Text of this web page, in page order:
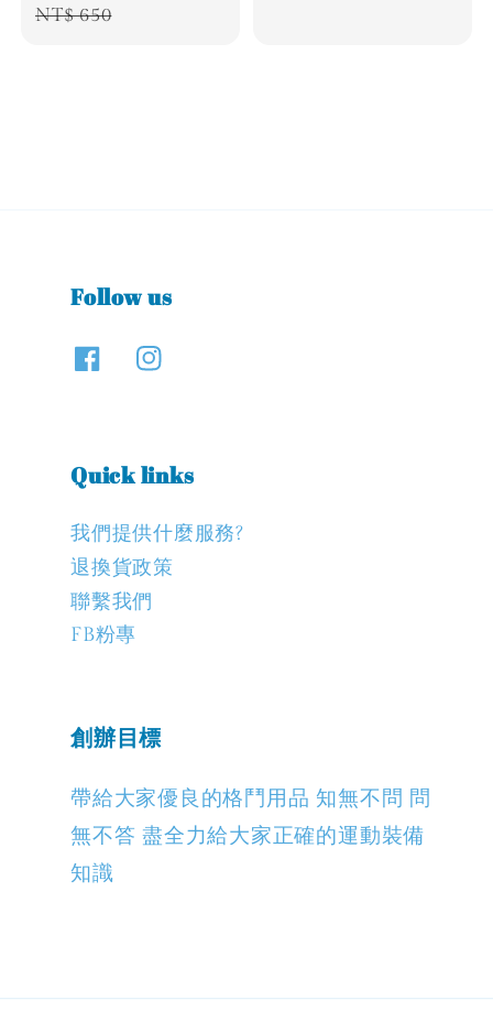
price
NT$ 650
Follow us
Quick links
我們提供什麼服務?
退換貨政策
聯繫我們
FB粉專
創辦目標
帶給大家優良的格鬥用品 知無不問 問
無不答 盡全力給大家正確的運動裝備
知識